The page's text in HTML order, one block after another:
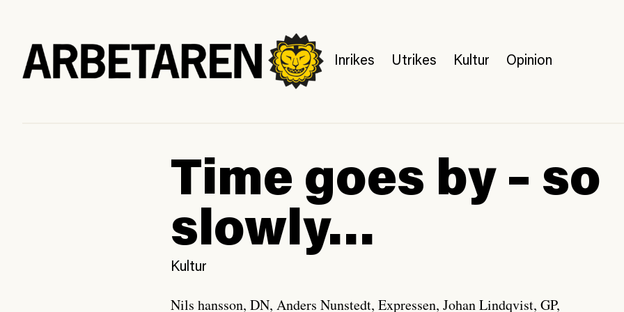
Inrikes Utrikes Kultur Opinion
Time goes by – so
slowly…
Kultur
Nils hansson, DN, Anders Nunstedt, Expressen, Johan Lindqvist, GP,